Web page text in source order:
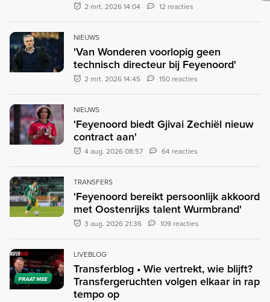
2 mrt. 2026 14:04 12 reacties
NIEUWS
'Van Wonderen voorlopig geen
technisch directeur bij Feyenoord'
2 mrt. 2026 14:45 150 reacties
NIEUWS
'Feyenoord biedt Gjivai Zechiël nieuw
contract aan'
4 aug. 2026 08:57 64 reacties
TRANSFERS
'Feyenoord bereikt persoonlijk akkoord
met Oostenrijks talent Wurmbrand'
3 aug. 2026 21:36 109 reacties
PRAAT MEE
LIVEBLOG
Transferblog • Wie vertrekt, wie blijft?
Transfergeruchten volgen elkaar in rap
tempo op